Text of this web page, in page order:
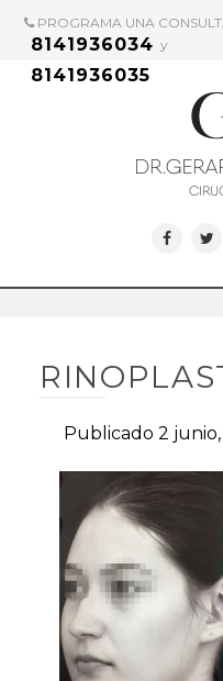
PROGRAMA UNA
8141936034 y
8141936035
Publicado 2 junio,